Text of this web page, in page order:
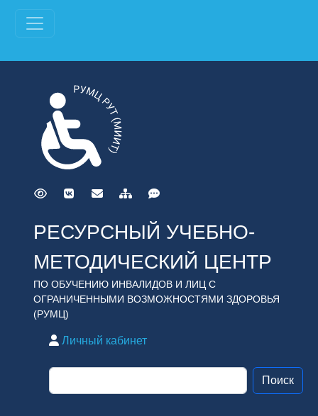
РЕСУРСНЫЙ УЧЕБНО-
МЕТОДИЧЕСКИЙ ЦЕНТР
ПО ОБУЧЕНИЮ ИНВАЛИДОВ И ЛИЦ С
ОГРАНИЧЕННЫМИ ВОЗМОЖНОСТЯМИ ЗДОРОВЬЯ
(РУМЦ)
Личный кабинет